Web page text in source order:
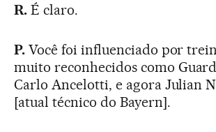
R.É claro.
P.Você foi influenciado por
muito reconhecidos como
Carlo Ancelotti, e agora Julian
[atual técnico do Bayern].